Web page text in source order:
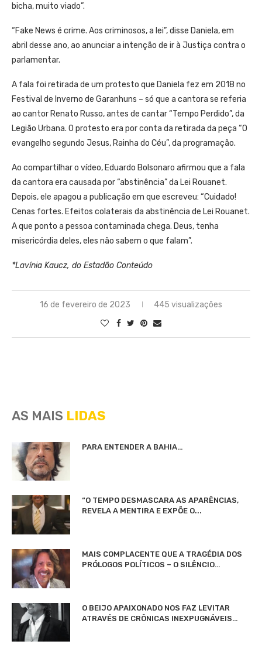
bicha, muito viado”.
“Fake News é crime. Aos criminosos, a lei”, disse Daniela, em
abril desse ano, ao anunciar a intenção de ir à Justiça contra o
parlamentar.
A fala foi retirada de um protesto que Daniela fez em 2018 no
Festival de Inverno de Garanhuns – só que a cantora se referia
ao cantor Renato Russo, antes de cantar “Tempo Perdido”, da
Legião Urbana. O protesto era por conta da retirada da peça “O
evangelho segundo Jesus, Rainha do Céu”, da programação.
Ao compartilhar o vídeo, Eduardo Bolsonaro afirmou que a fala
da cantora era causada por “abstinência” da Lei Rouanet.
Depois, ele apagou a publicação em que escreveu: “Cuidado!
Cenas fortes. Efeitos colaterais da abstinência de Lei Rouanet.
A que ponto a pessoa contaminada chega. Deus, tenha
misericórdia deles, eles não sabem o que falam”.
*Lavínia Kaucz, do Estadão Conteúdo
16 de fevereiro de 2023 445 visualizações
AS MAIS LIDAS
PARA ENTENDER A BAHIA…
“O TEMPO DESMASCARA AS APARÊNCIAS,
REVELA A MENTIRA E EXPÕE O...
MAIS COMPLACENTE QUE A TRAGÉDIA DOS
PRÓLOGOS POLÍTICOS – O SILÊNCIO…
O BEIJO APAIXONADO NOS FAZ LEVITAR
ATRAVÉS DE CRÔNICAS INEXPUGNÁVEIS…